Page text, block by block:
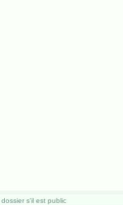
s'il est public